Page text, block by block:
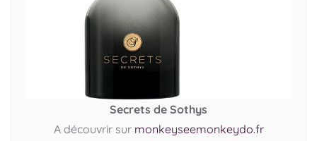
Secrets de Sothys
A découvrir sur monkeyseemonkeydo.fr